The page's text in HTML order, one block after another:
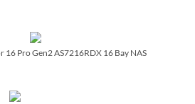
16 Pro Gen2 AS7216RDX 16 Bay NAS